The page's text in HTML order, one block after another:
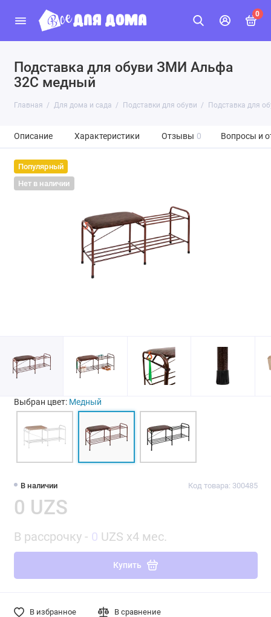
0
Подставка для обуви ЗМИ Альфа
32C медный
Главная Для дома и сада Подставки для обуви Подставка для
Описание Характеристики Отзывы 0 Вопросы и
Популярный
Нет в наличии
В наличии Код товара: 300485
0 UZS
В рассрочку - 0 UZS x4 мес.
Купить
В избранное В сравнение
Выбран цвет: Медный